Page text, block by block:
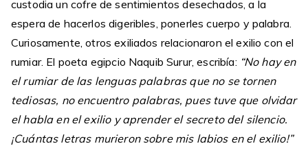
custodia un cofre de sentimientos desechados, a la
espera de hacerlos digeribles, ponerles cuerpo y palabra.
Curiosamente, otros exiliados relacionaron el exilio con el
rumiar. El poeta egipcio Naquib Surur, escribía: “No hay en
el rumiar de las lenguas palabras que no se tornen
tediosas, no encuentro palabras, pues tuve que olvidar
el habla en el exilio y aprender el secreto del silencio.
¡Cuántas letras murieron sobre mis labios en el exilio!”